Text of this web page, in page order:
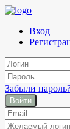
Вход
Забыли
Войти